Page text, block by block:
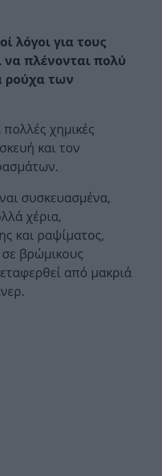
λόγοι για τους
να πλένονται πολύ
ρούχα των
χημικές
και τον
συσκευασμένα,
χέρια,
και ραψίματος,
βρώμικους
από μακριά